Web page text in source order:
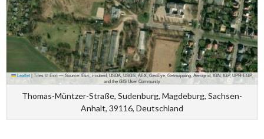
Leaflet |Tiles © Esri — Source: Esri, i-cubed, USDA, USGS, AEX, GeoEye, Getmapping, Aerogrid, IGN, IGP, UPR-EGP,
and the GIS User Community
Thomas-Müntzer-Straße, Sudenburg, Magdeburg, Sachsen-
Anhalt, 39116, Deutschland